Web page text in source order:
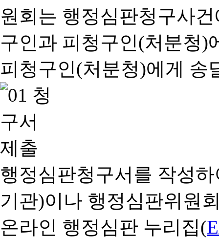
행정심판청구서를 작성
기관)이나 행정심판위원
온라인 행정심판 누리집(